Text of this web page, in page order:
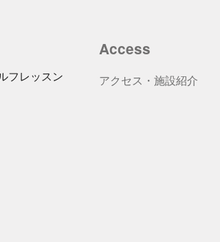
フレッスン
Access
アクセス・施設紹介